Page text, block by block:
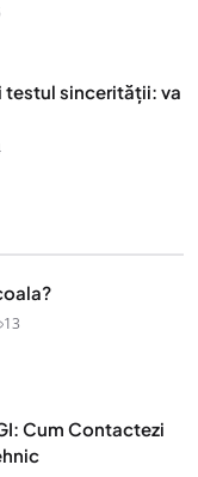
testul sincerității: va
13
Cum Contactezi